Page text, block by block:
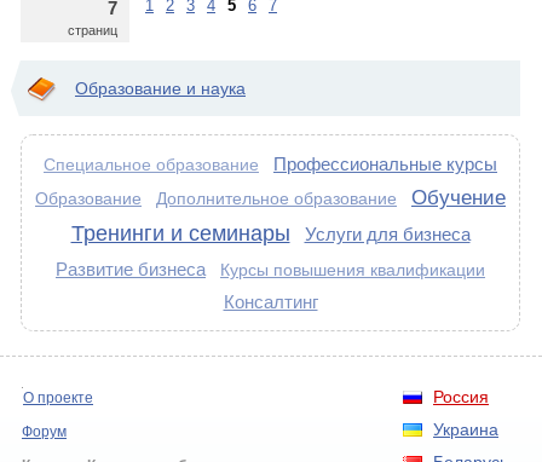
7
страниц
1 2 3 4 5 6 7
Образование и наука
Специальное образование Профессиональные курсы
Образование Дополнительное образование Обучение
Тренинги и семинары
Услуги для бизнеса
Развитие бизнеса
Курсы повышения квалификации
Консалтинг
Россия
Украина
О проекте
Форум